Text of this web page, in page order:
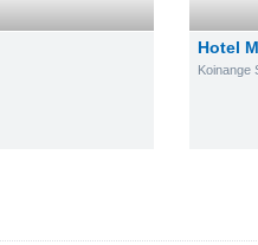
Hotel
Koinange